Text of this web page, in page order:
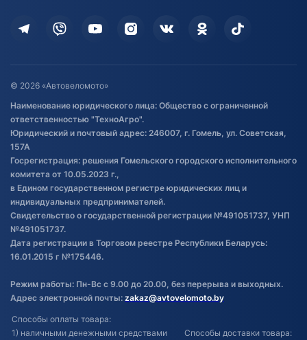
Дополнительные услуги
Оставить отзыв
Договор публичной оферты
Обработка файлов cookie
Постановка транспорта на учет
Обновления в ЭПТС 2024
© 2026 «Автовеломото»
Наименование юридического лица: Общество с ограниченной
ответственностью "ТехноАгро".
Юридический и почтовый адрес: 246007, г. Гомель, ул. Советская,
157А
Госрегистрация: решения Гомельского городского исполнительного
комитета от 10.05.2023 г.,
в Едином государственном регистре юридических лиц и
индивидуальных предпринимателей.
Свидетельство о государственной регистрации №491051737, УНП
№491051737.
Дата регистрации в Торговом реестре Республики Беларусь:
16.01.2015 г №175446.
Режим работы: Пн-Вс с 9.00 до 20.00, без перерыва и выходных.
Адрес электронной почты: zakaz@avtovelomoto.by
Способы оплаты товара:
1) наличными денежными средствами
Способы доставки товара: